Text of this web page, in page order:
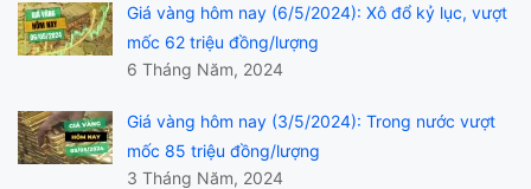
Giá vàng hôm nay (6/5/2024): Xô đổ kỷ lục, vượt
mốc 62 triệu đồng/lượng
6 Tháng Năm, 2024
Giá vàng hôm nay (3/5/2024): Trong nước vượt
mốc 85 triệu đồng/lượng
3 Tháng Năm, 2024